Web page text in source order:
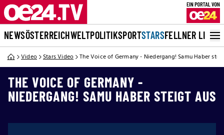
NEWSÖSTERREICHWELTPOLITIKSPORTSTARSFELLNER LIVE
Video Stars Video The Voice of Germany - Niedergang! Samu Haber
THE VOICE OF GERMANY -
NIEDERGANG! SAMU HABER STEIGT AUS